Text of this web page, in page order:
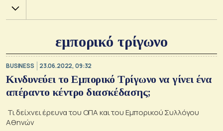
Χ.Α.
εμπορικό τρίγωνο
BUSINESS 23.06.2022, 09:32
Κινδυνεύει το Εμπορικό Τρίγωνο να γίνει ένα
απέραντο κέντρο διασκέδασης;
Τι δείχνει έρευνα του ΟΠΑ και του Εμπορικού Συλλόγου
Αθηνών